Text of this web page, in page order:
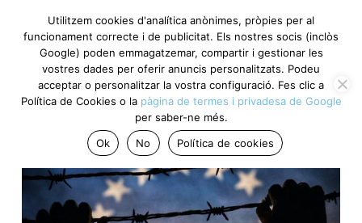
Utilitzem cookies d'analítica anònimes, pròpies per al
funcionament correcte i de publicitat. Els nostres socis (inclòs
Google) poden emmagatzemar, compartir i gestionar les
vostres dades per oferir anuncis personalitzats. Podeu
acceptar o personalitzar la vostra configuració. Fes clic a
Política de Cookies o la pàgina de termes i privadesa de Google
per saber-ne més.
Ok
No Política de cookies